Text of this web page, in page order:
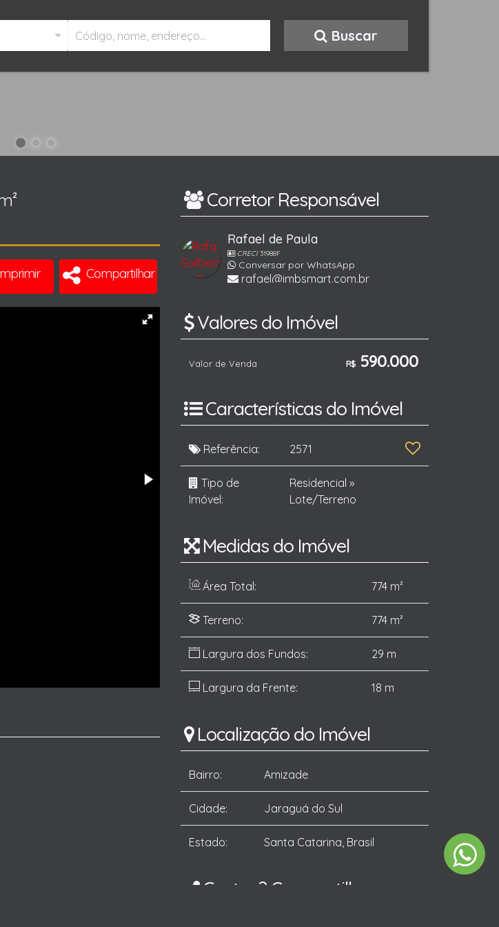
Buscar
Compartilhar
Corretor Responsável
Rafael de Paula
CRECI31988F
Conversar por WhatsApp
rafael@imbsmart.com.br
Valores do Imóvel
R$ 590.000
Valor de Venda
Características do Imóvel
Referência: 2571
Tipo de
Imóvel:
Residencial »
Lote/Terreno
Medidas do Imóvel
Área Total: 774 m²
Terreno: 774 m²
Largura dos Fundos: 29 m
Largura da Frente: 18 m
Localização do Imóvel
Bairro: Amizade
Cidade: Jaraguá do Sul
Estado: Santa Catarina, Brasil
Gostou? Compartilhe